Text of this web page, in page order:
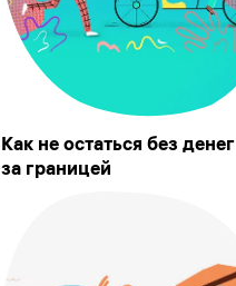
Как не остаться без денег
за границей